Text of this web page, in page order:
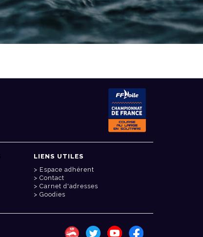
LIENS UTILES
Espace adhérent
Contact
Carnet d'adresses
Goodies